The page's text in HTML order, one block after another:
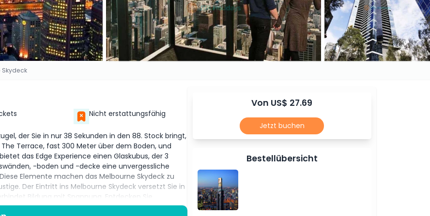
Nicht erstattungsfähig
der Sie in nur 38 Sekunden in den 88. Stock bringt,
Terrace, fast 300 Meter über dem Boden, und
das Edge Experience einen Glaskubus, der 3
-boden und -decke eine unvergessliche
Elemente machen das Melbourne Skydeck zu
Der Eintritt ins Melbourne Skydeck versetzt Sie in
Bildung mit Spannung. Entdecken Sie
Square und die entfernten Dandenong Ranges durch
Von US$ 27.69
Jetzt buchen
Bestellübersicht